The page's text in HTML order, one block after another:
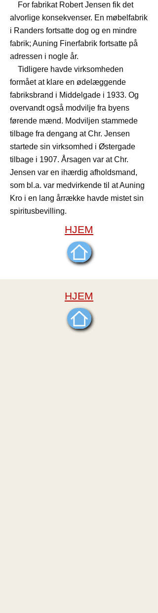
For fabrikat Robert Jensen fik det
alvorlige konsekvenser. En møbelfabrik
i Randers fortsatte dog og en mindre
fabrik; Auning Finerfabrik fortsatte på
adressen i nogle år.
Tidligere havde virksomheden
formået at klare en ødelæggende
fabriksbrand i Middelgade i 1933. Og
overvandt også modvilje fra byens
førende mænd. Modviljen stammede
tilbage fra dengang at Chr. Jensen
startede sin virksomhed i Østergade
tilbage i 1907. Årsagen var at Chr.
Jensen var en ihærdig afholdsmand,
som bl.a. var medvirkende til at Auning
Kro i en lang årrække havde mistet sin
spiritusbevilling.
HJEM
HJEM